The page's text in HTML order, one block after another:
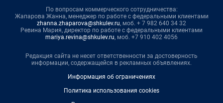
По вопросам коммерческого сотрудничества:
Жапарова Жанна, менеджер по работе с федеральными клиентами
zhanna.zhaparova@shkulev.ru, моб. + 7 982 640 34 32
Ревина Мария, директор по работе с федеральными клиентами
mariya.revina@shkulev.ru, моб. +7 910 402 4056
Редакция сайта не несет ответственности за достоверность
информации, содержащейся в рекламных объявлениях.
Информация об ограничениях
Политика использования cookies